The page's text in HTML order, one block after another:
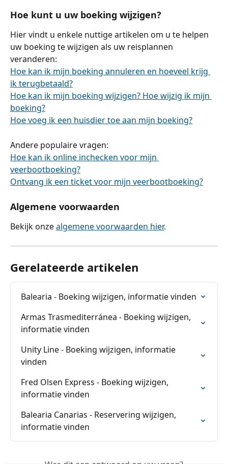
Hoe kunt u uw boeking wijzigen?
Hier vindt u enkele nuttige artikelen om u te helpen
uw boeking te wijzigen als uw reisplannen
veranderen:
Hoe kan ik mijn boeking annuleren en hoeveel krijg
ik terugbetaald?
Hoe kan ik mijn boeking wijzigen? Hoe wijzig ik mijn
boeking?
Hoe voeg ik een huisdier toe aan mijn boeking?
Andere populaire vragen:
Hoe kan ik online inchecken voor mijn
veerbootboeking?
Ontvang ik een ticket voor mijn veerbootboeking?
Algemene voorwaarden
Bekijk onze algemene voorwaarden hier.
Gerelateerde artikelen
Balearia - Boeking wijzigen, informatie vinden
Armas Trasmediterránea - Boeking wijzigen,
informatie vinden
Unity Line - Boeking wijzigen, informatie
vinden
Fred Olsen Express - Boeking wijzigen,
informatie vinden
Balearia Canarias - Reservering wijzigen,
informatie vinden